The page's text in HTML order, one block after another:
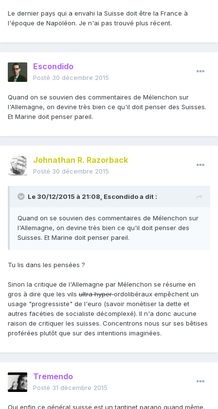
Le dernier pays qui a envahi la Suisse doit être la France à
l'époque de Napoléon. Je n'ai pas trouvé plus récent.
Escondido
Posté 30 décembre 2015
Quand on se souvien des commentaires de Mélenchon sur
l'Allemagne, on devine très bien ce qu'il doit penser des Suisses.
Et Marine doit penser pareil.
Johnathan R. Razorback
Posté 30 décembre 2015
Le 30/12/2015 à 21:08, Escondido a dit :
Quand on se souvien des commentaires de Mélenchon sur
l'Allemagne, on devine très bien ce qu'il doit penser des
Suisses. Et Marine doit penser pareil.
Tu lis dans les pensées ?
Sinon la critique de l'Allemagne par Mélenchon se résume en
gros à dire que les vils ultrahyperordolibéraux empêchent un
usage "progressiste" de l'euro (savoir monétiser la dette et
autres facéties de socialiste décomplexé). Il n'a donc aucune
raison de critiquer les suisses. Concentrons nous sur ses bêtises
proférées plutôt que sur des intentions imaginées.
Tremendo
Posté 31 décembre 2015
Oui enfin ce général suisse est un tantinet parano quand même.